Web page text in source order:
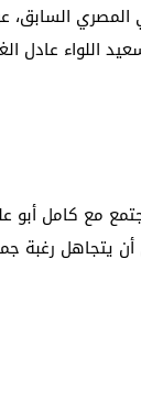
السابق،
اللواء عادل
مع كامل أبو
يتجاهل رغبة